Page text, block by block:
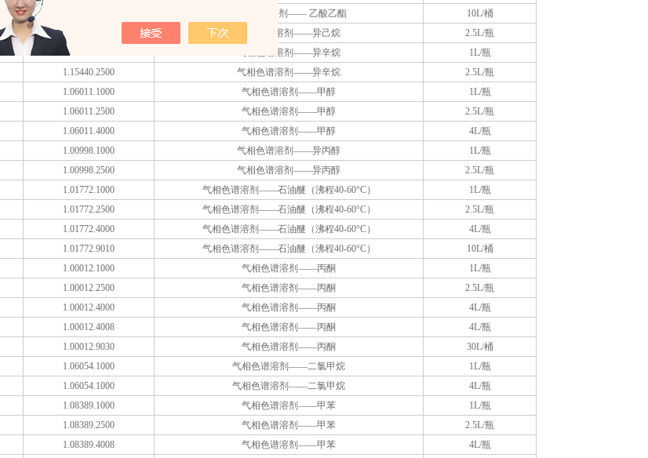
气相色谱溶剂—— 乙酸乙酯
10L/桶
1.04340.2500 气相色谱溶剂——异己烷
2.5L/瓶
1.15440.1000 气相色谱溶剂——异辛烷
1L/瓶
1.15440.2500 气相色谱溶剂——异辛烷
2.5L/瓶
1.06011.1000 气相色谱溶剂——甲醇
1L/瓶
1.06011.2500 气相色谱溶剂——甲醇
2.5L/瓶
1.06011.4000 气相色谱溶剂——甲醇
4L/瓶
1.00998.1000 气相色谱溶剂——异丙醇
1L/瓶
1.00998.2500 气相色谱溶剂——异丙醇
2.5L/瓶
1.01772.1000 气相色谱溶剂——石油醚（沸程40-60°C）
1L/瓶
1.01772.2500 气相色谱溶剂——石油醚（沸程40-60°C）
2.5L/瓶
1.01772.4000 气相色谱溶剂——石油醚（沸程40-60°C）
4L/瓶
1.01772.9010 气相色谱溶剂——石油醚（沸程40-60°C）
10L/桶
1.00012.1000 气相色谱溶剂——丙酮
1L/瓶
1.00012.2500 气相色谱溶剂——丙酮
2.5L/瓶
1.00012.4000 气相色谱溶剂——丙酮
4L/瓶
1.00012.4008 气相色谱溶剂——丙酮
4L/瓶
1.00012.9030 气相色谱溶剂——丙酮
30L/桶
1.06054.1000 气相色谱溶剂——二氯甲烷
1L/瓶
1.06054.1000 气相色谱溶剂——二氯甲烷
4L/瓶
1.08389.1000 气相色谱溶剂——甲苯
1L/瓶
1.08389.2500 气相色谱溶剂——甲苯
2.5L/瓶
1.08389.4008 气相色谱溶剂——甲苯
4L/瓶